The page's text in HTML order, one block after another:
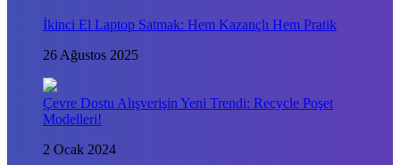
İkinci El Laptop Satmak: Hem Kazançlı Hem Pratik
26 Ağustos 2025
Çevre Dostu Alışverişin Yeni Trendi: Recycle Poşet
Modelleri!
2 Ocak 2024